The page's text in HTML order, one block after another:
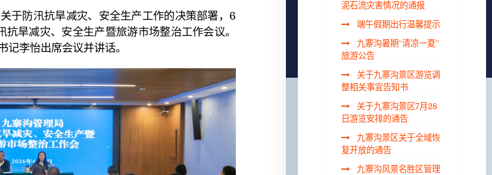
防汛抗旱减灾、安全生产工作的决策部署，6
旱减灾、安全生产暨旅游市场整治工作会议。
李怡出席会议并讲话。
泥石流灾害情况的通报
端午假期出行温馨提示
九寨沟暑期“清凉一夏”
旅游公告
关于九寨沟景区游览调
整相关事宜告知书
关于九寨沟景区7月28
日游览安排的通告
九寨沟景区关于全域恢
复开放的通告
九寨沟风景名胜区管理